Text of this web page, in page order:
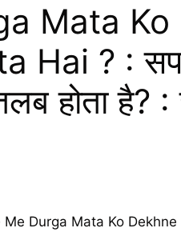
Mata Ko
? : सपने
होता है?
Me Durga Mata Ko Dekhne